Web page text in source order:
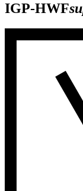
IGP-HWF